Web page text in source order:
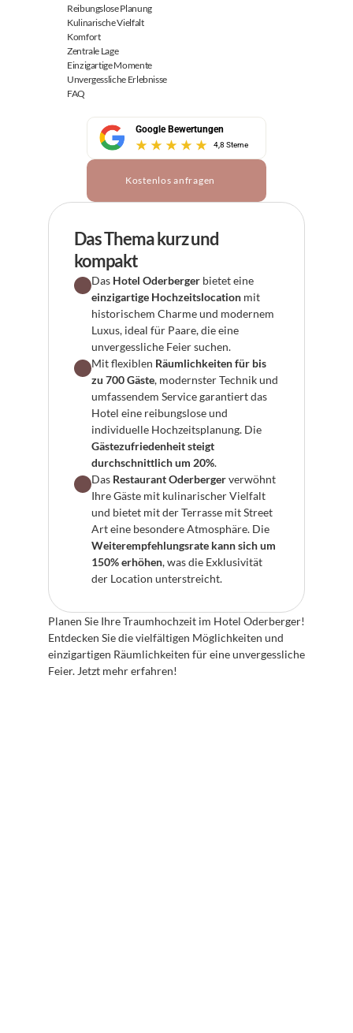
Reibungslose Planung
Kulinarische Vielfalt
Komfort
Zentrale Lage
Einzigartige Momente
Unvergessliche Erlebnisse
FAQ
Google Bewertungen
4,8 Sterne
Kostenlos anfragen
Das Thema kurz und
kompakt
Das Hotel Oderberger
einzigartige Hochzeitslocation mit
historischem Charme und modernem
Luxus, ideal für Paare, die eine
unvergessliche Feier suchen.
Mit flexiblen Räumlichkeiten für bis
zu 700 Gäste, modernster Technik und
umfassendem Service garantiert das
Hotel eine reibungslose und
Gästezufriedenheit steigt
durchschnittlich um 20%.
Das Restaurant Oderberger verwöhnt
Ihre Gäste mit kulinarischer Vielfalt
und bietet mit der Terrasse mit Street
Weiterempfehlungsrate kann sich um
150% erhöhen, was die Exklusivität
der Location unterstreicht.
Planen Sie Ihre Traumhochzeit im Hotel Oderberger!
Entdecken Sie die vielfältigen Möglichkeiten und
einzigartigen Räumlichkeiten für eine unvergessliche
Feier. Jetzt mehr erfahren!